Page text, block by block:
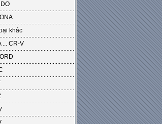
khác
... CR-V